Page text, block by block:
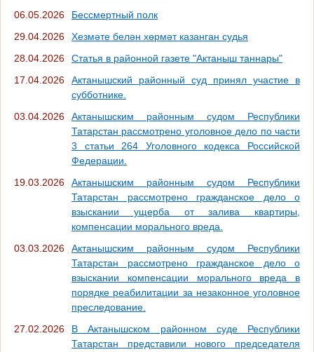
06.05.2026
Бессмертный полк
29.04.2026
Хезмәте белән хөрмәт казанган судья
28.04.2026
Статья в районной газете "Актаныш таннары"
17.04.2026
Актанышский районный суд принял участие в
субботнике.
03.04.2026
Актанышским районным судом Республики
Татарстан рассмотрено уголовное дело по части
3 статьи 264 Уголовного кодекса Российской
Федерации.
19.03.2026
Актанышским районным судом Республики
Татарстан рассмотрено гражданское дело о
взыскании ущерба от залива квартиры,
компенсации морального вреда.
03.03.2026
Актанышским районным судом Республики
Татарстан рассмотрено гражданское дело о
взыскании компенсации морального вреда в
порядке реабилитации за незаконное уголовное
преследование.
27.02.2026
В Актанышском районном суде Республики
Татарстан представили нового председателя